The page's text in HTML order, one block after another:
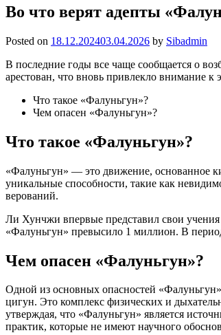
Во что верят адепты
Posted on 18.12.202403.04.2026 by Sibadmin
В последние годы все чаще сообщается о
арестован, что вновь привлекло внимание
Что такое «Фалуньгун»?
Чем опасен «Фалуньгун»?
Что такое «Фалуньгун»?
«Фалуньгун» — это движение, основанное
уникальные способности, такие как
верований.
Ли Хунчжи впервые представил свои учения
«Фалуньгун» превысило 1 миллион. В
Чем опасен «Фалуньгун»?
Одной из основных опасностей «Фалуньгун»
цигун. Это комплекс физических и
утверждая, что «Фалуньгун» является
практик, которые не имеют научного